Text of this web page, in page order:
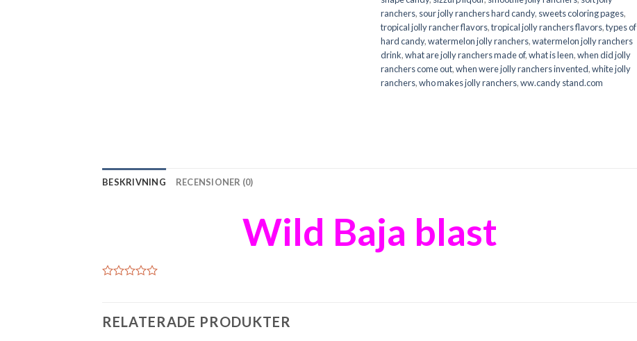
ranchers, sour jolly ranchers hard candy, sweets coloring pages,
tropical jolly rancher flavors,tropical jolly ranchers flavors,types of
hard candy,watermelon jolly ranchers,watermelon jolly ranchers
drink,what are jolly ranchers made of,what is leen,when did jolly
ranchers come out,when were jolly ranchers invented,white jolly
ranchers,who makes jolly ranchers,ww.candy stand.com
BESKRIVNING RECENSIONER (0)
Wild Baja blast
RELATERADE PRODUKTER